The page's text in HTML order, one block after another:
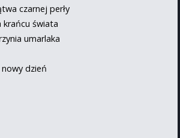
czarnej perły
krańcu świata
umarlaka
nowy dzień